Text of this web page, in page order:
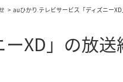
auひかり テレビサービス「ディズニー
XD」の放